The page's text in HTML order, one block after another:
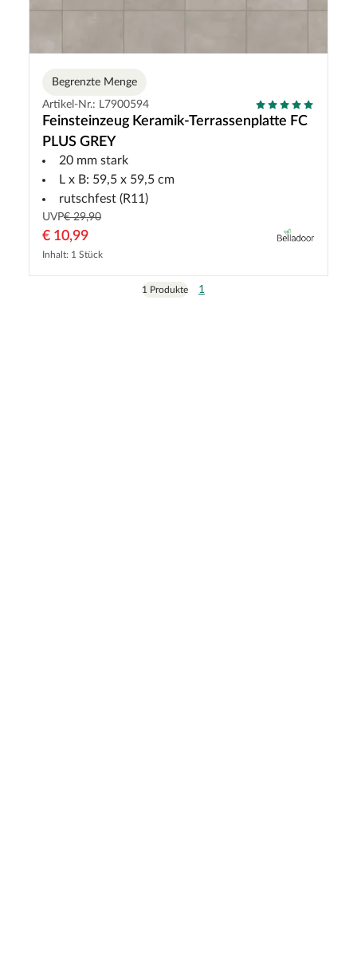
Begrenzte Menge
Artikel-Nr.: L7900594
Feinsteinzeug Keramik-Terrassenplatte FC
PLUS GREY
20 mm stark
L x B: 59,5 x 59,5 cm
rutschfest (R11)
UVP€ 29,90
€ 10,99
Inhalt: 1 Stück
1 Produkte 1